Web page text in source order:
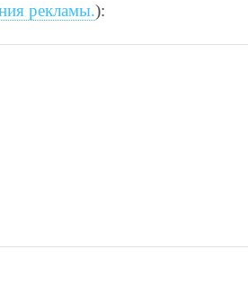
рекламы.):